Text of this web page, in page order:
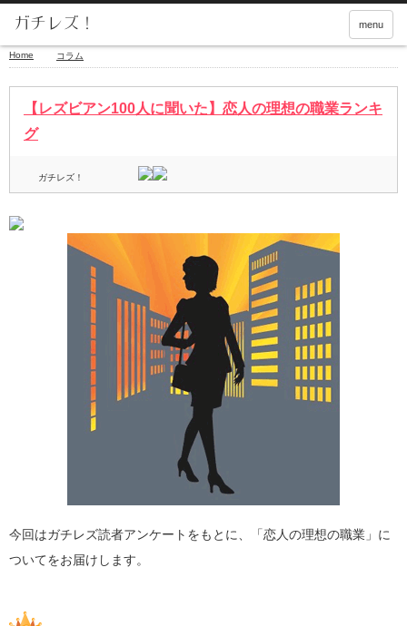
menu
Home コラム
【レズビアン100人に聞いた】恋人の理想の職業ランキ
グ
ガチレズ！
今回はガチレズ読者アンケートをもとに、「恋人の理想の職業」に
ついてをお届けします。